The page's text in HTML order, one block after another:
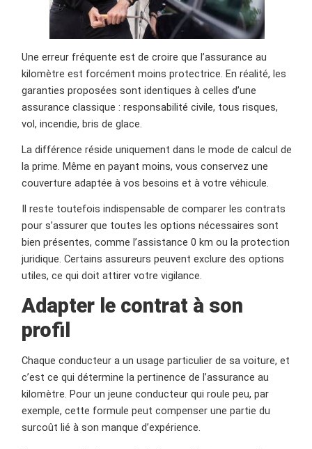
Une erreur fréquente est de croire que l’assurance au
kilomètre est forcément moins protectrice. En réalité, les
garanties proposées sont identiques à celles d’une
assurance classique : responsabilité civile, tous risques,
vol, incendie, bris de glace.
La différence réside uniquement dans le mode de calcul de
la prime. Même en payant moins, vous conservez une
couverture adaptée à vos besoins et à votre véhicule.
Il reste toutefois indispensable de comparer les contrats
pour s’assurer que toutes les options nécessaires sont
bien présentes, comme l’assistance 0 km ou la protection
juridique. Certains assureurs peuvent exclure des options
utiles, ce qui doit attirer votre vigilance.
Adapter le contrat à son
profil
Chaque conducteur a un usage particulier de sa voiture, et
c’est ce qui détermine la pertinence de l’assurance au
kilomètre. Pour un jeune conducteur qui roule peu, par
exemple, cette formule peut compenser une partie du
surcoût lié à son manque d’expérience.